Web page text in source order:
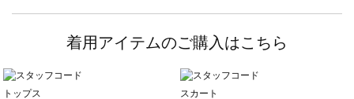
着用アイテムのご購入はこちら
トップス
スカート